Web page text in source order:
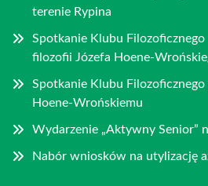
terenie Rypina
Spotkanie Klubu
filozofii Józefa Hoene-
Spotkanie Klubu
Hoene-Wrońskiemu
Wydarzenie „Aktywny Senior”
Nabór wniosków na utylizację